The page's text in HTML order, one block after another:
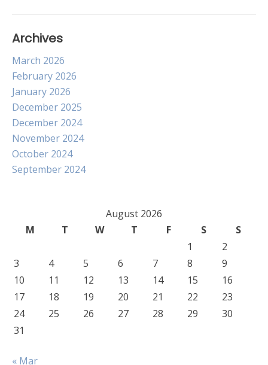
Archives
March 2026
February 2026
January 2026
December 2025
December 2024
November 2024
October 2024
September 2024
August 2026
M
T W T F S
S
1
2
3
4 5 6 7 8
9
10
11 12 13 14 15
16
17
18 19 20 21 22
23
24
25 26 27 28 29
30
31
« Mar